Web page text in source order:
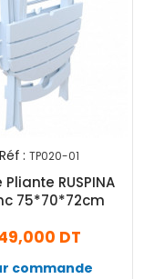
Réf : TP020-01
RUSPINA
75*70*72cm
DT
commande